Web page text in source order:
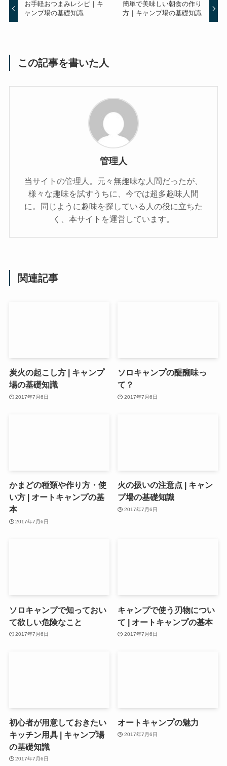
お手軽おつまみレシピ｜キ
ャンプ場の基礎知識
簡単で美味しい朝食の作り
方｜キャンプ場の基礎知識
この記事を書いた人
管理人
当サイトの管理人。元々無趣味な人間だったが、
様々な趣味を試すうちに、今では超多趣味人間
に。同じように趣味を探している人の役に立ちた
く、本サイトを運営しています。
関連記事
炭火の起こし方 | キャンプ
場の基礎知識
2017年7月6日
ソロキャンプの醍醐味っ
て？
2017年7月6日
かまどの種類や作り方・使
い方 | オートキャンプの基
本
2017年7月6日
火の扱いの注意点 | キャン
プ場の基礎知識
2017年7月6日
ソロキャンプで知っておい
て欲しい危険なこと
2017年7月6日
キャンプで使う刃物につい
て | オートキャンプの基本
2017年7月6日
初心者が用意しておきたい
キッチン用具 | キャンプ場
の基礎知識
2017年7月6日
オートキャンプの魅力
2017年7月6日